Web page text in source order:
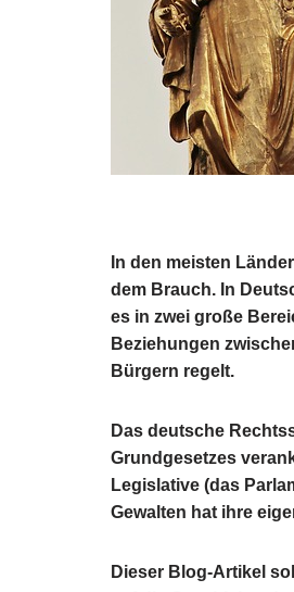
In den meisten
dem Brauch. In
es in zwei große
Beziehungen
Bürgern regelt.
Das deutsche
Grundgesetzes
Legislative (das
Gewalten hat ihre
Dieser Blog-Artikel